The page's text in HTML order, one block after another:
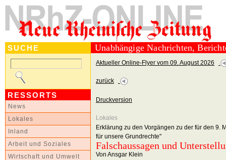
SUCHE
RESSORTS
News
Lokales
Inland
Arbeit und Soziales
Wirtschaft und Umwelt
Unabhängige Nachrichten,
Aktueller Online-Flyer vom 09. August 2026
zurück
Druckversion
Lokales
Erklärung zu den Vorgängen zu der für den 9.
für unsere Grundrechte"
Falschaussagen und
Von Ansgar Klein